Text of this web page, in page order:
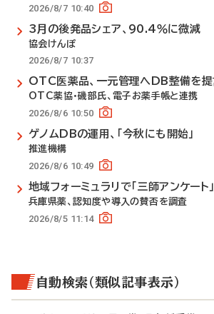
2026/8/7 10:40
3月の後発品シェア、90.4％に微減
協会けんぽ
2026/8/7 10:37
OTC医薬品、一元管理へDB整備を提
OTC薬協・磯部氏、電子お薬手帳と連携
2026/8/6 10:50
ゲノムDBの運用、「今秋にも開始」
推進機構
2026/8/6 10:49
地域フォーミュラリで「三師アンケート」
兵庫県薬、認知度や導入の賛否を調査
2026/8/5 11:14
自動検索（類似記事表示）